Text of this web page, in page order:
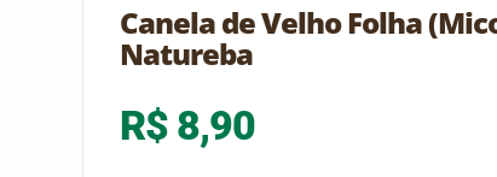
Canela de Velho Folha
Natureba
R$ 8,90